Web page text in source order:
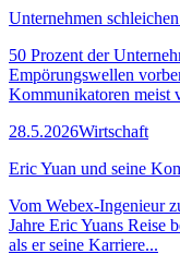
Unternehmen
50 Prozent der
Empörungswellen
Kommunikatoren meist
28.5.2026Wirtschaft
Eric Yuan und seine
Vom Webex-Ingenieur
Jahre Eric Yuans Reise
als er seine Karriere...